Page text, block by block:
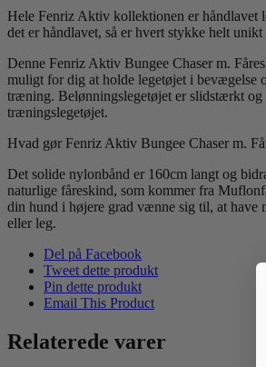
Hele Fenriz Aktiv kollektionen er håndlavet
det er håndlavet, så er hvert stykke helt
Denne Fenriz Aktiv Bungee Chaser m.
muligt for dig at holde legetøjet i bevægelse
træning. Belønningslegetøjet er slidstærkt
træningslegetøjet.
Hvad gør Fenriz Aktiv Bungee Chaser m.
Det solide nylonbånd er 160cm langt og
naturlige fåreskind, som kommer fra
din hund i højere grad vænne sig til, at have
eller leg.
Del på Facebook
Tweet dette produkt
Pin dette produkt
Email This Product
Relaterede varer